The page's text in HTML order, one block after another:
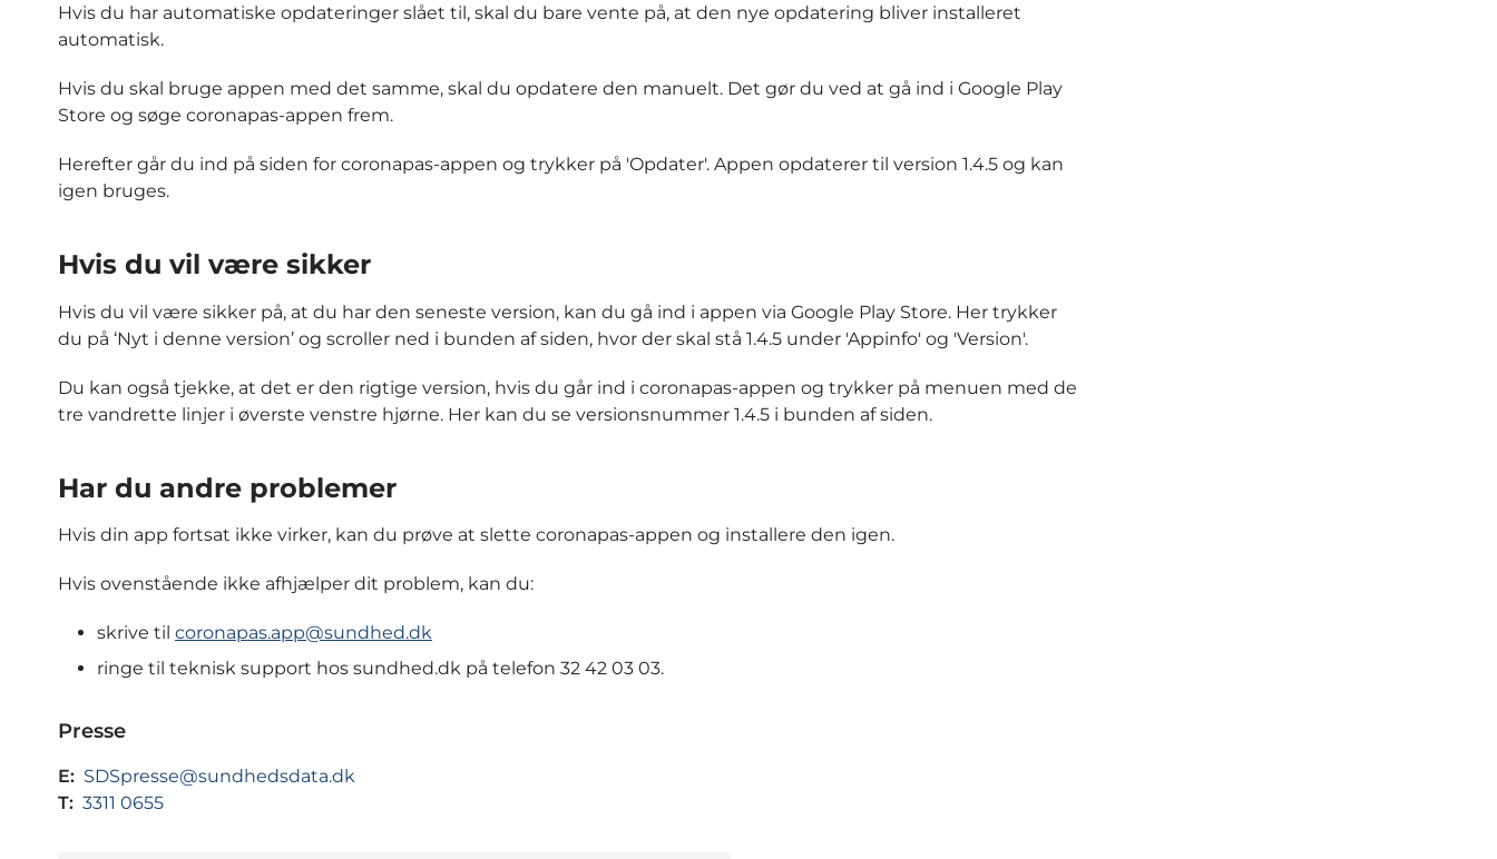
Hvis du har automatiske opdateringer slået til, skal du bare vente på, at den nye opdatering bliver installeret
automatisk.
Hvis du skal bruge appen med det samme, skal du opdatere den manuelt. Det gør du ved at gå ind i Google Play
Store og søge coronapas-appen frem.
Herefter går du ind på siden for coronapas-appen og trykker på 'Opdater'. Appen opdaterer til version 1.4.5 og kan
igen bruges.
Hvis du vil være sikker
Hvis du vil være sikker på, at du har den seneste version, kan du gå ind i appen via Google Play Store. Her trykker
du på ‘Nyt i denne version’ og scroller ned i bunden af siden, hvor der skal stå 1.4.5 under 'Appinfo' og 'Version'.
Du kan også tjekke, at det er den rigtige version, hvis du går ind i coronapas-appen og trykker på menuen med de
tre vandrette linjer i øverste venstre hjørne. Her kan du se versionsnummer 1.4.5 i bunden af siden.
Har du andre problemer
Hvis din app fortsat ikke virker, kan du prøve at slette coronapas-appen og installere den igen.
Hvis ovenstående ikke afhjælper dit problem, kan du:
skrive til coronapas.app@sundhed.dk
ringe til teknisk support hos sundhed.dk på telefon 32 42 03 03.
Presse
E: SDSpresse@sundhedsdata.dk
T: 3311 0655